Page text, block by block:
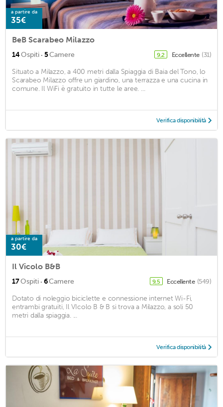
a partire da
35€
BeB Scarabeo Milazzo
14Ospiti · 5Camere 9,2 Eccellente (31)
Situato a Milazzo, a 400 metri dalla Spiaggia di Baia del Tono, lo
Scarabeo Milazzo offre un giardino, una terrazza e una cucina in
comune. Il WiFi è gratuito in tutte le aree. ...
Verifica disponibilità
a partire da
30€
Il Vicolo B&B
17Ospiti · 6Camere 9,5 Eccellente (549)
Dotato di noleggio biciclette e connessione internet Wi-Fi,
entrambi gratuiti, Il VIcolo B & B si trova a Milazzo, a soli 50
metri dalla spiaggia. ...
Verifica disponibilità